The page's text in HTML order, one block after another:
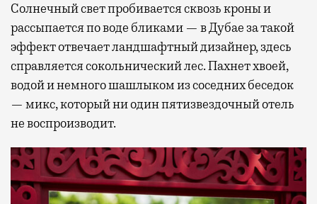
Солнечный свет пробивается сквозь кроны и
рассыпается по воде бликами — в Дубае за такой
эффект отвечает ландшафтный дизайнер, здесь
справляется сокольнический лес. Пахнет хвоей,
водой и немного шашлыком из соседних беседок
— микс, который ни один пятизвездочный отель
не воспроизводит.